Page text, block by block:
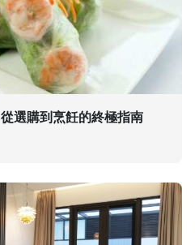
選購到烹飪的終極指南